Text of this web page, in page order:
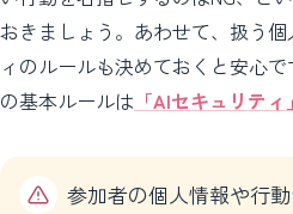
おきましょう。あわせて、扱う
ィのルールも決めておくと安心
の基本ルールは 「AIセキュリテ
参加者の個人情報や行